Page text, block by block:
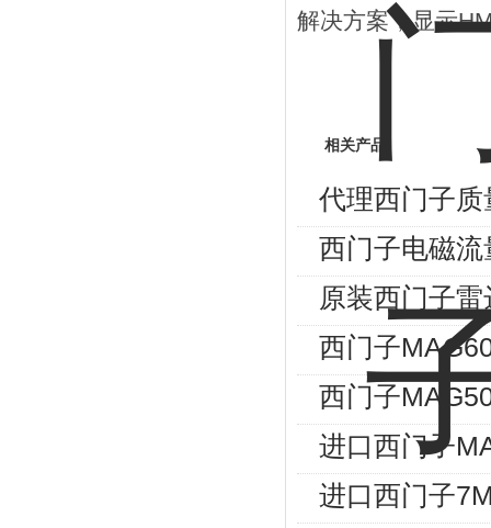
解决方案，显示
相关产品
代理西门子
西门子电磁
原装西门子
西门子
西门子
进口西门子
进口西门子